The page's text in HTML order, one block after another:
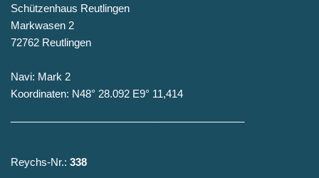
Schützenhaus Reutlingen
Markwasen 2
72762 Reutlingen
Navi: Mark 2
Koordinaten: N48° 28.092 E9° 11,414
Reychs-Nr.: 338